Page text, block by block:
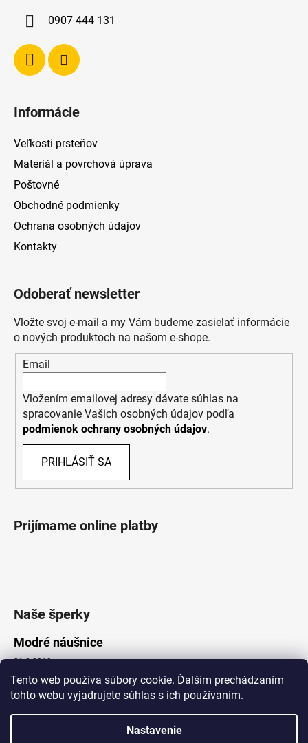
Tento web používa súbory cookie. Ďalším prechádzaním
tohto webu vyjadrujete súhlas s ich používaním.
Nastavenie
0907 444 131
Informácie
Veľkosti prsteňov
Materiál a povrchová úprava
Poštovné
Obchodné podmienky
Ochrana osobných údajov
Kontakty
Odoberať newsletter
Vložte svoj e-mail a my Vám budeme zasielať informácie
o nových produktoch na našom e-shope.
Email
Vložením emailovej adresy dávate súhlas na
spracovanie Vašich osobných údajov podľa
podmienok ochrany osobných údajov.
PRIHLÁSIŤ SA
Prijímame online platby
Naše šperky
Modré náušnice
21.8.2019
Vytvoril Shoptet
Lotka.sk. Všetky práva vyhradené.